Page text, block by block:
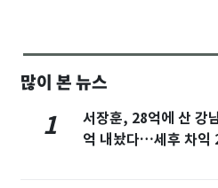
많이 본 뉴스
1
서장훈, 28억에 산 강
억 내놨다…세후 차익